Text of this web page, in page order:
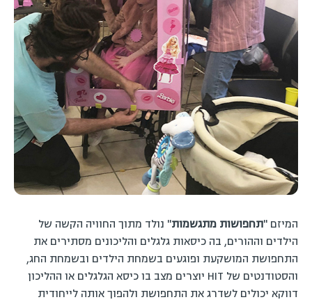
המיזם "תחפושות מתגשמות" נולד מתוך החוויה הקשה של
הילדים וההורים, בה כיסאות גלגלים והליכונים מסתירים את
התחפושת המושקעת ופוגעים בשמחת הילדים ובשמחת החג,
והסטודנטים של HIT יוצרים מצב בו כיסא הגלגלים או ההליכון
דווקא יכולים לשדרג את התחפושת ולהפוך אותה לייחודית